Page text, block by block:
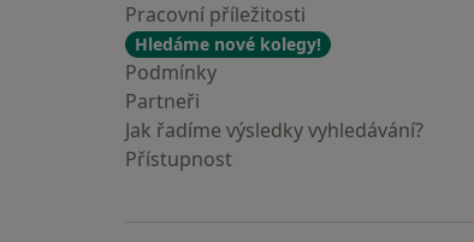
Pracovní příležitosti
Hledáme nové kolegy!
Podmínky
Partneři
Jak řadíme výsledky vyhledávání?
Přístupnost